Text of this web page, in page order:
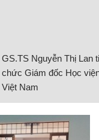
GS.TS Nguyễn Thị Lan
chức Giám đốc Học
Việt Nam